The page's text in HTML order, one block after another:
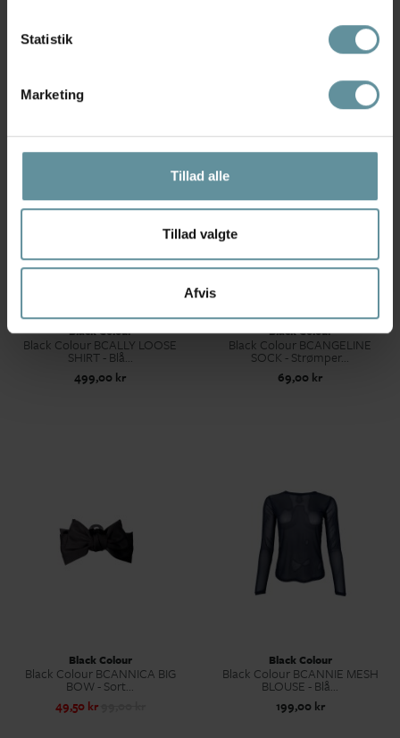
Statistik
Marketing
Tillad alle
Tillad valgte
Afvis
65,00 kr
Black Colour
Black Colour BCALLY LOOSE
SHIRT - Blå...
499,00 kr
Black Colour
Black Colour BCANGELINE
SOCK - Strømper...
69,00 kr
Black Colour
Black Colour BCANNICA BIG
BOW - Sort...
49,50 kr
Black Colour
Black Colour BCANNIE MESH
BLOUSE - Blå...
199,00 kr